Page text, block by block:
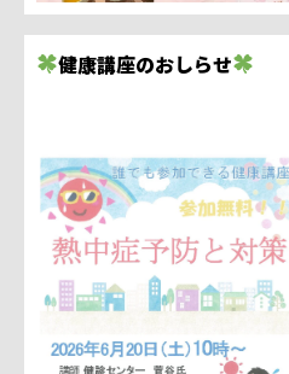
健康講座のおしらせ